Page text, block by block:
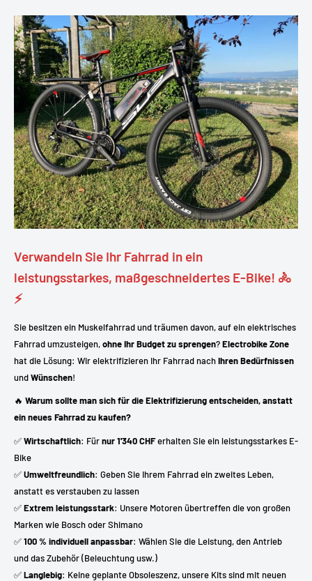
Verwandeln Sie Ihr Fahrrad in ein
leistungsstarkes, maßgeschneidertes E-Bike! 🚴
⚡
Sie besitzen ein Muskelfahrrad und träumen davon, auf ein elektrisches
Fahrrad umzusteigen,ohne Ihr Budget zu sprengen?Electrobike Zone
hat die Lösung: Wir elektrifizieren Ihr Fahrrad nachIhren Bedürfnissen
undWünschen!
🔥 Warum sollte man sich für die Elektrifizierung entscheiden, anstatt
ein neues Fahrrad zu kaufen?
✅Wirtschaftlich: Fürnur 1'340 CHFerhalten Sie ein leistungsstarkes E-
Bike
✅Umweltfreundlich: Geben Sie Ihrem Fahrrad ein zweites Leben,
anstatt es verstauben zu lassen
✅Extrem leistungsstark: Unsere Motoren übertreffen die von großen
Marken wie Bosch oder Shimano
✅100 % individuell anpassbar: Wählen Sie die Leistung, den Antrieb
und das Zubehör (Beleuchtung usw.)
✅Langlebig: Keine geplante Obsoleszenz, unsere Kits sind mit neuen